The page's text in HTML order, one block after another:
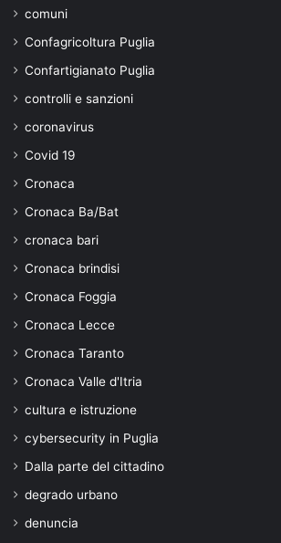
comuni
Confagricoltura Puglia
Confartigianato Puglia
controlli e sanzioni
coronavirus
Covid 19
Cronaca
Cronaca Ba/Bat
cronaca bari
Cronaca brindisi
Cronaca Foggia
Cronaca Lecce
Cronaca Taranto
Cronaca Valle d'Itria
cultura e istruzione
cybersecurity in Puglia
Dalla parte del cittadino
degrado urbano
denuncia